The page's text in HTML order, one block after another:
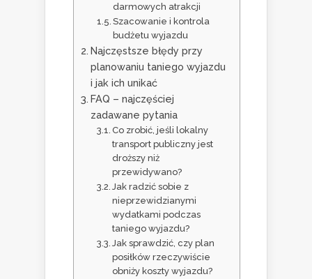
darmowych atrakcji
Szacowanie i kontrola
budżetu wyjazdu
Najczęstsze błędy przy
planowaniu taniego wyjazdu
i jak ich unikać
FAQ – najczęściej
zadawane pytania
Co zrobić, jeśli lokalny
transport publiczny jest
droższy niż
przewidywano?
Jak radzić sobie z
nieprzewidzianymi
wydatkami podczas
taniego wyjazdu?
Jak sprawdzić, czy plan
posiłków rzeczywiście
obniży koszty wyjazdu?